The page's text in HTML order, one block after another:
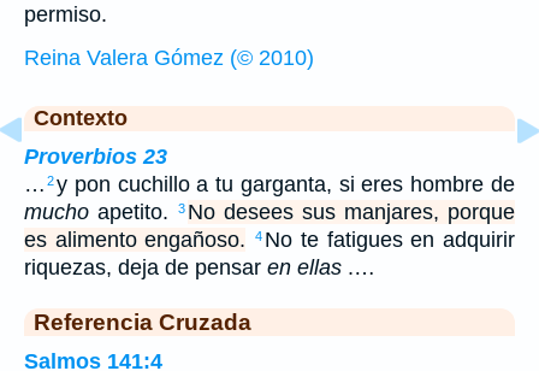
permiso.
Reina Valera Gómez (© 2010)
Contexto
Proverbios 23
… 2y pon cuchillo a tu garganta, si eres hombre de
mucho apetito. 3 No desees sus manjares, porque
es alimento engañoso.
4 No te fatigues en adquirir
riquezas, deja de pensar en ellas .…
Referencia Cruzada
Salmos 141:4